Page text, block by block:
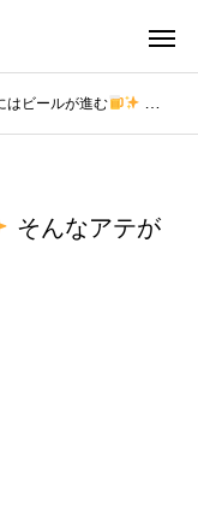
はビールが進む
そんなアテが